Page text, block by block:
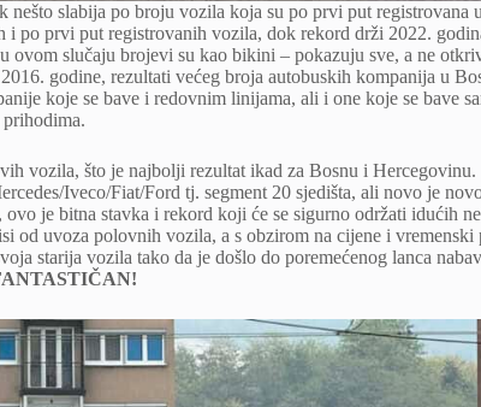
nešto slabija po broju vozila koja su po prvi put registrovana
po prvi put registrovanih vozila, dok rekord drži 2022.
ovom slučaju brojevi su kao bikini – pokazuju sve, a ne
godine, rezultati većeg broja autobuskih kompanija u
koje se bave i redovnim linijama, ali i one koje se bave
vozila, što je najbolji rezultat ikad za Bosnu i Hercegovinu.
Iveco/Fiat/Ford tj. segment 20 sjedišta, ali novo je
je bitna stavka i rekord koji će se sigurno održati idućih
od uvoza polovnih vozila, a s obzirom na cijene i vremenski
starija vozila tako da je došlo do poremećenog lanca